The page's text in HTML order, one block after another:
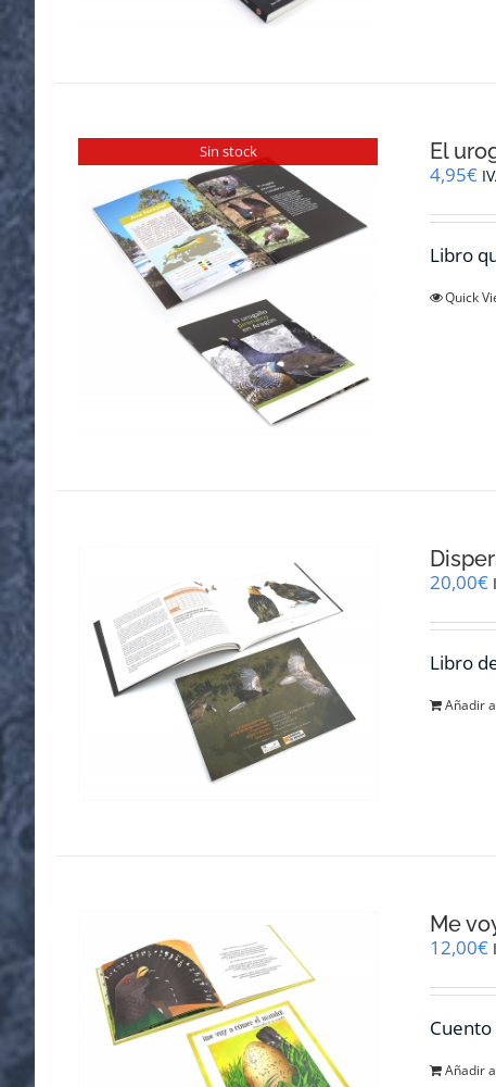
Sin stock El
4,95€
Libro
Quick
20,00€
Libro
Añadir
Me
12,00€
Añadir